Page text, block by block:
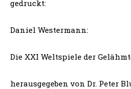
gedruckt:
Daniel Westermann:
Die XXI Weltspiele der
herausgegeben von Dr. Peter